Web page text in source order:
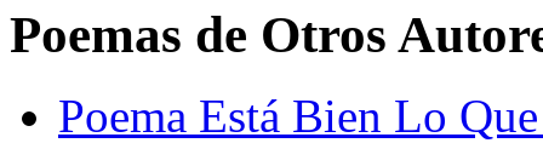
Poemas de Otros
Poema Está Bien Lo